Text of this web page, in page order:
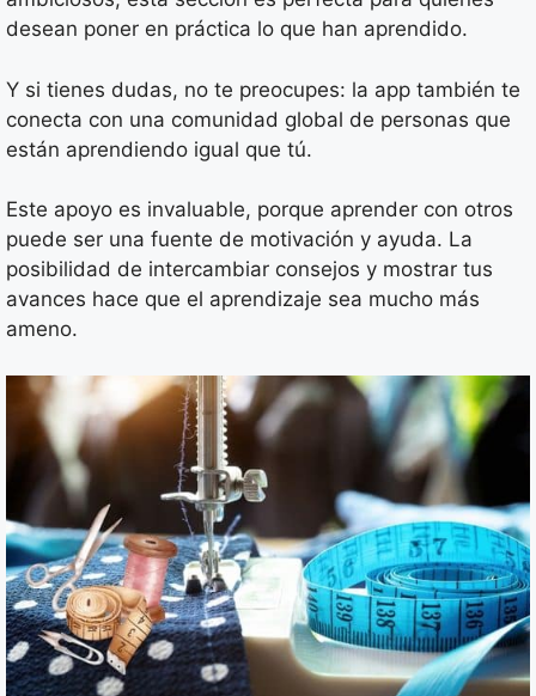
desean poner en práctica lo que han aprendido.
Y si tienes dudas, no te preocupes: la app también te
conecta con una comunidad global de personas que
están aprendiendo igual que tú.
Este apoyo es invaluable, porque aprender con otros
puede ser una fuente de motivación y ayuda. La
posibilidad de intercambiar consejos y mostrar tus
avances hace que el aprendizaje sea mucho más
ameno.